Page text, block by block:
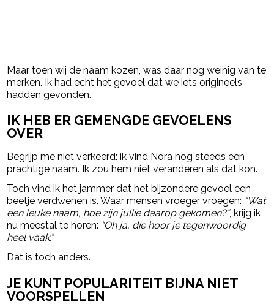
Maar toen wij de naam kozen, was daar nog weinig van te
merken. Ik had echt het gevoel dat we iets origineels
hadden gevonden.
IK HEB ER GEMENGDE GEVOELENS
OVER
Begrijp me niet verkeerd: ik vind Nora nog steeds een
prachtige naam. Ik zou hem niet veranderen als dat kon.
Toch vind ik het jammer dat het bijzondere gevoel een
beetje verdwenen is. Waar mensen vroeger vroegen: “Wat
een leuke naam, hoe zijn jullie daarop gekomen?”, krijg ik
nu meestal te horen: “Oh ja, die hoor je tegenwoordig
heel vaak.”
Dat is toch anders.
JE KUNT POPULARITEIT BIJNA NIET
VOORSPELLEN